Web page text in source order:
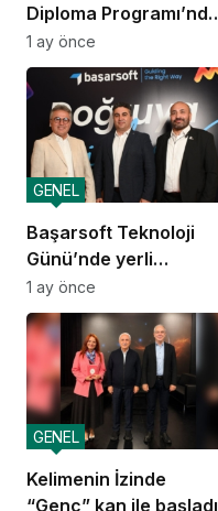
Diploma Programı’nda
mezuniyet heyecanı
1 ay önce
Başarsoft Teknoloji
Günü’nde yerli
navigasyon
GENEL
1 ay önce
Kelimenin İzinde
“Genç” kan ile başladı
GENEL